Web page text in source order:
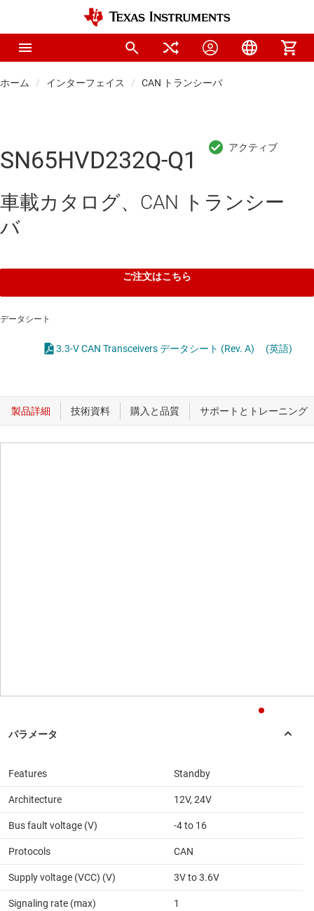
ホーム インターフェイス CAN トランシーバ
SN65HVD232Q-Q1
車載カタログ、CAN トランシー
バ
ご注文はこちら
データシート
3.3-V CAN Transceivers データシート (Rev. A) (英語)
Features Standby
Architecture 12V, 24V
Bus fault voltage (V) -4 to 16
Protocols CAN
Supply voltage (VCC) (V) 3V to 3.6V
Signaling rate (max)
1